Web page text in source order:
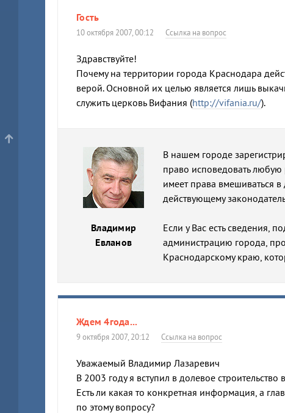
Гость
10 октября 2007, 00:12 Ссылка на вопрос
Здравствуйте!
Почему на территории города Краснодара
верой. Основной их целью является лишь
служить церковь Вифания (http://vifania.ru/).
Владимир
Евланов
В нашем городе
право исповедовать
имеет права вмешиваться
действующему
Если у Вас есть сведения,
администрацию города,
Краснодарскому краю,
Ждем 4года...
9 октября 2007, 20:12 Ссылка на вопрос
Уважаемый Владимир Лазаревич
В 2003 году я вступил в долевое
Есть ли какая то конкретная информация, а
по этому вопросу?